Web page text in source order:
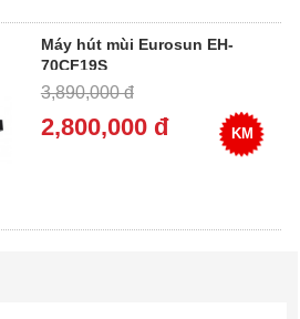
Máy hút mùi Eurosun EH-
70CF19S
3,890,000 đ
2,800,000 đ KM